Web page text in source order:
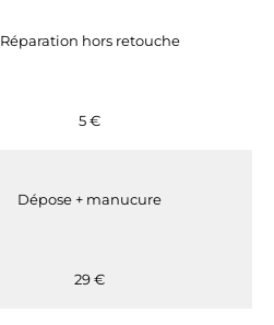
Réparation hors retouche
5 €
Dépose + manucure
29 €